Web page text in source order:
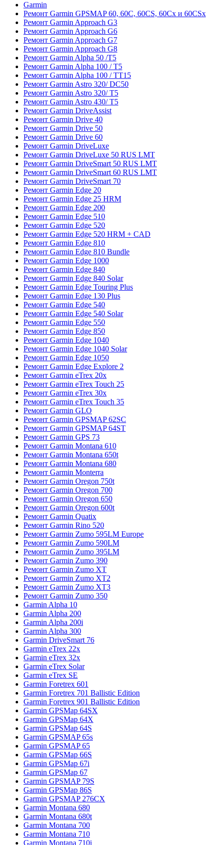
Garmin
Ремонт Garmin GPSMAP 60, 60C, 60CS, 60Cx и 60CSx
Ремонт Garmin Approach G3
Ремонт Garmin Approach G6
Ремонт Garmin Approach G7
Ремонт Garmin Approach G8
Ремонт Garmin Alpha 50 /T5
Ремонт Garmin Alpha 100 / T5
Ремонт Garmin Alpha 100 / TT15
Ремонт Garmin Astro 320/ DC50
Ремонт Garmin Astro 320/ T5
Ремонт Garmin Astro 430/ T5
Ремонт Garmin DriveAssist
Ремонт Garmin Drive 40
Ремонт Garmin Drive 50
Ремонт Garmin Drive 60
Ремонт Garmin DriveLuxe
Ремонт Garmin DriveLuxe 50 RUS LMT
Ремонт Garmin DriveSmart 50 RUS LMT
Ремонт Garmin DriveSmart 60 RUS LMT
Ремонт Garmin DriveSmart 70
Ремонт Garmin Edge 20
Ремонт Garmin Edge 25 HRM
Ремонт Garmin Edge 200
Ремонт Garmin Edge 510
Ремонт Garmin Edge 520
Ремонт Garmin Edge 520 HRM + CAD
Ремонт Garmin Edge 810
Ремонт Garmin Edge 810 Bundle
Ремонт Garmin Edge 1000
Ремонт Garmin Edge 840
Ремонт Garmin Edge 840 Solar
Ремонт Garmin Edge Touring Plus
Ремонт Garmin Edge 130 Plus
Ремонт Garmin Edge 540
Ремонт Garmin Edge 540 Solar
Ремонт Garmin Edge 550
Ремонт Garmin Edge 850
Ремонт Garmin Edge 1040
Ремонт Garmin Edge 1040 Solar
Ремонт Garmin Edge 1050
Ремонт Garmin Edge Explore 2
Ремонт Garmin eTrex 20x
Ремонт Garmin eTrex Touch 25
Ремонт Garmin eTrex 30x
Ремонт Garmin eTrex Touch 35
Ремонт Garmin GLO
Ремонт Garmin GPSMAP 62SC
Ремонт Garmin GPSMAP 64ST
Ремонт Garmin GPS 73
Ремонт Garmin Montana 610
Ремонт Garmin Montana 650t
Ремонт Garmin Montana 680
Ремонт Garmin Monterra
Ремонт Garmin Oregon 750t
Ремонт Garmin Oregon 700
Ремонт Garmin Oregon 650
Ремонт Garmin Oregon 600t
Ремонт Garmin Quatix
Ремонт Garmin Rino 520
Ремонт Garmin Zumo 595LM Europe
Ремонт Garmin Zumo 590LM
Ремонт Garmin Zumo 395LM
Ремонт Garmin Zumo 390
Ремонт Garmin Zumo XT
Ремонт Garmin Zumo XT2
Ремонт Garmin Zumo XT3
Ремонт Garmin Zumo 350
Garmin Alpha 10
Garmin Alpha 200
Garmin Alpha 200i
Garmin Alpha 300
Garmin DriveSmart 76
Garmin eTrex 22x
Garmin eTrex 32x
Garmin eTrex Solar
Garmin eTrex SE
Garmin Foretrex 601
Garmin Foretrex 701 Ballistic Edition
Garmin Foretrex 901 Ballistic Edition
Garmin GPSMap 64SX
Garmin GPSMap 64X
Garmin GPSMap 64S
Garmin GPSMAP 65s
Garmin GPSMAP 65
Garmin GPSMap 66S
Garmin GPSMap 67i
Garmin GPSMap 67
Garmin GPSMAP 79S
Garmin GPSMap 86S
Garmin GPSMAP 276CX
Garmin Montana 680
Garmin Montana 680t
Garmin Montana 700
Garmin Montana 710
Garmin Montana 710i